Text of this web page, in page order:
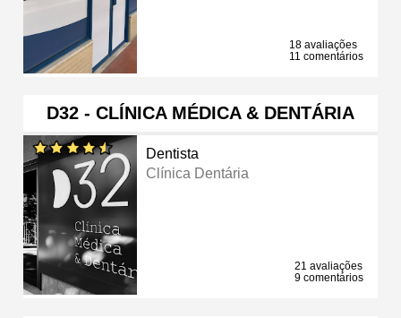
18 avaliações
11 comentários
D32 - CLÍNICA MÉDICA & DENTÁRIA
Dentista
Clínica Dentária
21 avaliações
9 comentários